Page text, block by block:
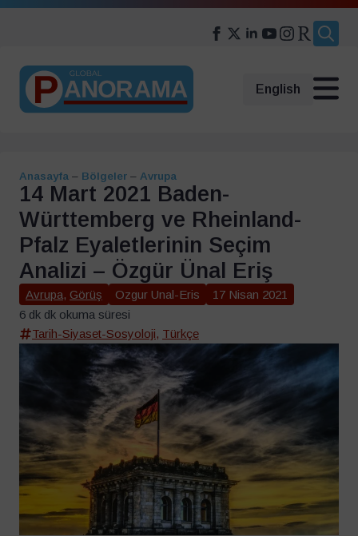
English
Anasayfa – Bölgeler – Avrupa
14 Mart 2021 Baden-
Württemberg ve Rheinland-
Pfalz Eyaletlerinin Seçim
Analizi – Özgür Ünal Eriş
Avrupa, Görüş Ozgur Unal-Eris
17 Nisan 2021
6 dk dk okuma süresi
Tarih-Siyaset-Sosyoloji, Türkçe